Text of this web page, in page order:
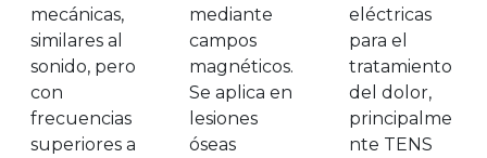
mecánicas,
similares al
sonido, pero
con
frecuencias
superiores a
mediante
campos
magnéticos.
Se aplica en
lesiones
óseas
eléctricas
para el
tratamiento
del dolor,
principalme
nte TENS